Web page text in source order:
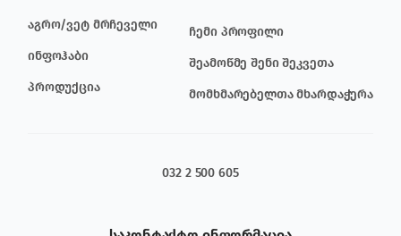
აგრო/ვეტ მრჩეველი
ინფოჰაბი
პროდუქცია
ჩემი პროფილი
შეამოწმე შენი შეკვეთა
მომხმარებელთა მხარდაჭერა
032 2 500 605